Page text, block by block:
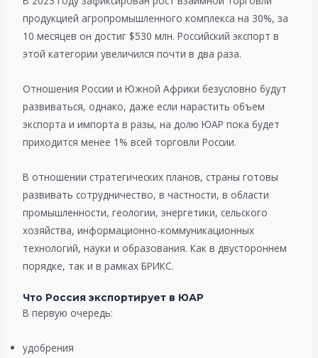
продукцией агропромышленного комплекса на 30%, за
10 месяцев он достиг $530 млн. Российский экспорт в
этой категории увеличился почти в два раза.
Отношения России и Южной Африки безусловно будут
развиваться, однако, даже если нарастить объем
экспорта и импорта в разы, на долю ЮАР пока будет
приходится менее 1% всей торговли России.
В отношении стратегических планов, страны готовы
развивать сотрудничество, в частности, в области
промышленности, геологии, энергетики, сельского
хозяйства, информационно-коммуникационных
технологий, науки и образования. Как в двустороннем
порядке, так и в рамках БРИКС.
Что Россия экспортирует в ЮАР
В первую очередь:
удобрения